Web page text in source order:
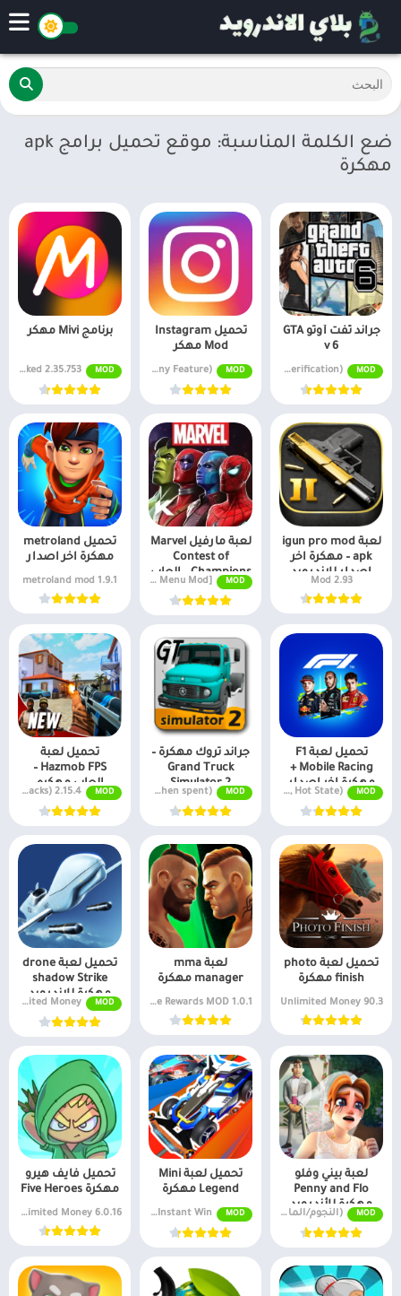
ضع الكلمة المناسبة: موقع تحميل برامج apk
مهكرة
جراند ثفت أوتو GTA
v 6
MOD
MOD v2.2 (MOD/Unlimited money, Without verification)
تحميل Instagram
Mod مهكر
MOD
v324.0.0.0.16 MOD APK (Many Feature)
برنامج Mivi مهكر
MOD
2.35.753 Premium Unlocked
لعبة igun pro mod
apk – مهكرة اخر
اصدار للاندرويد
2.93 Mod
لعبة مارفيل Marvel
Contest of
Champions – العاب
مهكرة
MOD
v45.1.0 MOD APK [God Mode, Menu Mod]
تحميل metroland
مهكرة اخر اصدار
1.9.1 metroland mod
تحميل لعبة F1
Mobile Racing +
مهكرة اخر اصدار
MOD
v5.4.11 (Unlimited Money, Hot State)
جراند تروك مهكرة –
Grand Truck
Simulator 2
MOD
v1.0.7f7 Unlimited money (Don't decrease when spent)
تحميل لعبة
Hazmob FPS –
العاب مهكره
MOD
2.15.4 MOD APK (Unlimited Ammo, Wallhacks)
تحميل لعبة photo
finish مهكرة
90.3 Unlimited Money
لعبة mma
manager مهكرة
1.0.1 Free Rewards MOD
تحميل لعبة drone
shadow Strike
مهكرة للاندرويد
MOD
v1.31.287 Unlimited Money
لعبة بيني وفلو
Penny and Flo
مهكرة للأندرويد
MOD (النجوم/المال اللانهائي) v1.153.0
تحميل لعبة Mini
Legend مهكرة
MOD
v3.21.0 Menu/Unlimited Car Energy, Instant Win
تحميل فايف هيرو
مهكرة Five Heroes
6.0.16 Unlimited Money